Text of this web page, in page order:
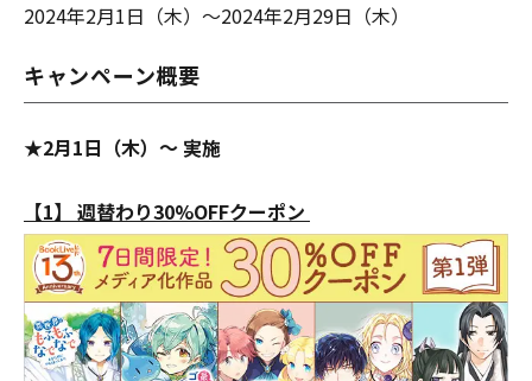
2024年2月1日（木）～2024年2月29日（木）
キャンペーン概要
★2月1日（木）～ 実施
【1】 週替わり30%OFFクーポン